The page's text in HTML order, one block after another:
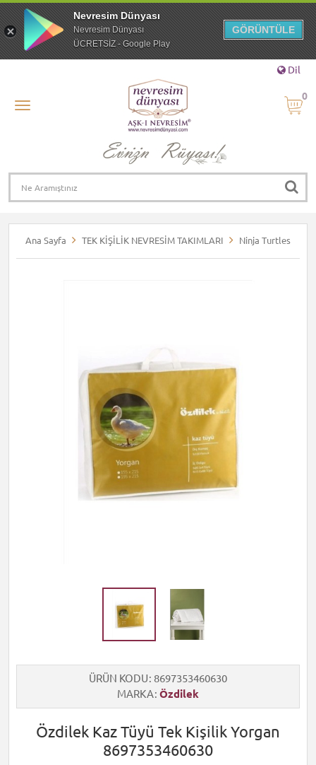
Dil
0
Ana Sayfa TEK KİŞİLİK NEVRESİM TAKIMLARI Ninja Turtles
ÜRÜN KODU 8697353460630
MARKA Özdilek
Özdilek Kaz Tüyü Tek Kişilik Yorgan
8697353460630
Nevresim Dünyası
Nevresim Dünyası
ÜCRETSİZ - Google Play
GÖRÜNTÜLE